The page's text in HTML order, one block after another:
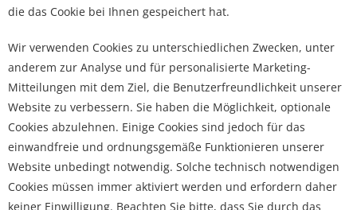
die das Cookie bei Ihnen gespeichert hat.
Wir verwenden Cookies zu unterschiedlichen Zwecken, unter
anderem zur Analyse und für personalisierte Marketing-
Mitteilungen mit dem Ziel, die Benutzerfreundlichkeit unserer
Website zu verbessern. Sie haben die Möglichkeit, optionale
Cookies abzulehnen. Einige Cookies sind jedoch für das
einwandfreie und ordnungsgemäße Funktionieren unserer
Website unbedingt notwendig. Solche technisch notwendigen
Cookies müssen immer aktiviert werden und erfordern daher
keiner Einwilligung. Beachten Sie bitte, dass Sie durch das